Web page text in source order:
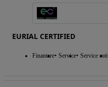
EURIAL CERTIFIED
Finantare Service Service roti